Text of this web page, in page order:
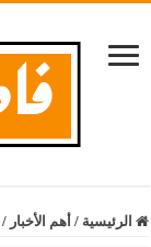
الرئيسية / أهم الأخبار /